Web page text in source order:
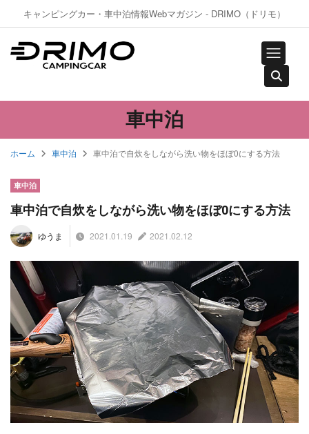
キャンピングカー・車中泊情報Webマガジン - DRIMO（ドリモ）
車中泊
ホーム 車中泊 車中泊で自炊をしながら洗い物をほぼ0にする方法
車中泊
車中泊で自炊をしながら洗い物をほぼ0にする方法
ゆうま 2021.01.19 2021.02.12